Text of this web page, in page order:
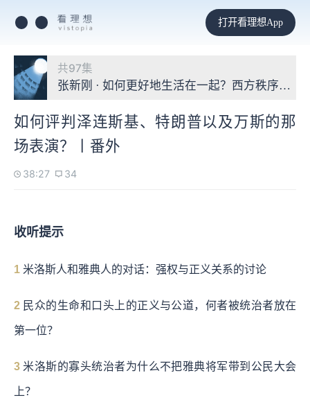
打开看理想App
共97集
张新刚 · 如何更好地生活在一起？西方秩序2500
如何评判泽连斯基、特朗普以及万斯的那
场表演？丨番外
38:27 34
收听提示
1 米洛斯人和雅典人的对话：强权与正义关系的讨论
2 民众的生命和口头上的正义与公道，何者被统治者放在
第一位？
3 米洛斯的寡头统治者为什么不把雅典将军带到公民大会
上？